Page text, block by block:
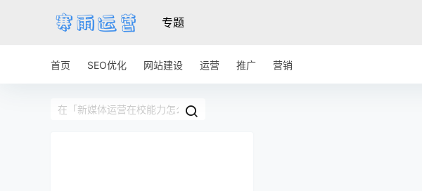
专题
首页 SEO优化 网站建设 运营 推广 营销